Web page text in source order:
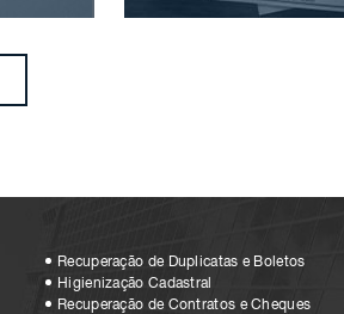
Recuperação de Duplicatas e Boletos
Higienização Cadastral
Recuperação de Contratos e Cheques